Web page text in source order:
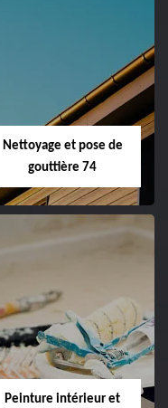
Nettoyage et pose de
gouttière 74
Peinture intérieur et